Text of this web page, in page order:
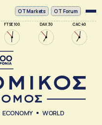
FTSE 100 DAX 30 CAC 40
ΟΤ Markets OT Forum
ECONOMY WORLD